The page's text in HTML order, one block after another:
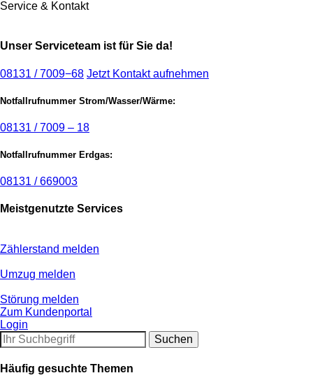
Service & Kontakt
Unser Serviceteam ist für Sie da!
08131 / 7009−68 Jetzt Kontakt aufnehmen
Notfallrufnummer Strom/Wasser/Wärme:
08131 / 7009 – 18
Notfallrufnummer Erdgas:
08131 / 669003
Meistgenutzte Services
Zählerstand melden
Umzug melden
Störung melden
Zum Kundenportal
Login
Häufig gesuchte Themen